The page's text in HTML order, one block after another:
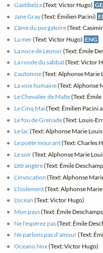
Gastibelza(Text: Victor Hugo)
Jane Gray(Text: Émilien Pacini)
L'âme du purgatoire(Text:
La mer(Text: Victor Hugo) ENG
La noce de Léonor(Text: Émile
La ronde du sabbat(Text: Victor
L'automne(Text: Alphonse Marie
La voix humaine(Text: Alphonse
Le Chevalier de Malte(Text:
Le Cinq Mai(Text: Émilien Pacini
Le fou de Grenade(Text: Louis-
Le lac (Text: Alphonse Marie
Le poète mourant(Text: Charles
Le soir(Text: Alphonse Marie
L'étrangère(Text: Émile
L'invocation (Text: Alphonse
L'Isolement(Text: Alphonse
L'océan (Text: Victor Hugo)
Mon pays(Text: Émile
Ne l'espérez pas(Text: Émile
Ne parlons pas d'amour(Text:
Oceano Nox(Text: Victor Hugo)